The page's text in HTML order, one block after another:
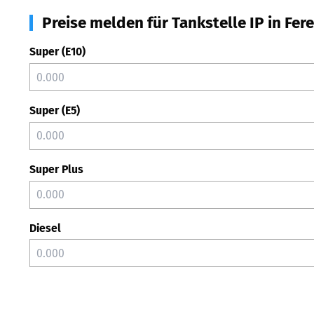
Preise melden für Tankstelle IP in
Super (E10)
Super (E5)
Super Plus
Diesel